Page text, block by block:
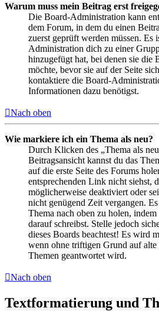
Warum muss mein Beitrag erst
Die Board-Administration kann
dem Forum, in dem du einen
zuerst geprüft werden müssen. Es
Administration dich zu einer
hinzugefügt hat, bei denen sie die
möchte, bevor sie auf der Seite
kontaktiere die Board-
Informationen dazu benötigst.
Nach oben
Wie markiere ich ein Thema als neu?
Durch Klicken des „Thema als
Beitragsansicht kannst du das
auf die erste Seite des Forums
entsprechenden Link nicht siehst,
möglicherweise deaktiviert oder
nicht genügend Zeit vergangen.
Thema nach oben zu holen,
darauf schreibst. Stelle jedoch
dieses Boards beachtest! Es wird
wenn ohne triftigen Grund auf alte
Themen geantwortet wird.
Nach oben
Textformatierung und